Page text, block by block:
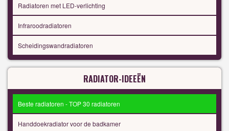
Radiatoren met LED-verlichting
Infraroodradiatoren
Scheidingswandradiatoren
RADIATOR-IDEEËN
Beste radiatoren - TOP 30 radiatoren
Handdoekradiator voor de badkamer